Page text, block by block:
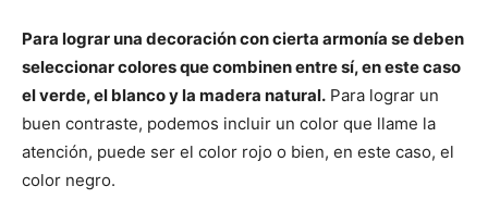
Para lograr una decoración con cierta armonía se deben
seleccionar colores que combinen entre sí, en este caso
el verde, el blanco y la madera natural. Para lograr un
buen contraste, podemos incluir un color que llame la
atención, puede ser el color rojo o bien, en este caso, el
color negro.